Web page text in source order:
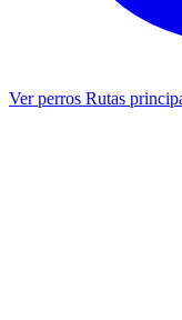
Ver perros Rutas